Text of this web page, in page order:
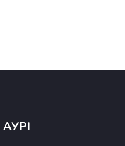
АУРІ